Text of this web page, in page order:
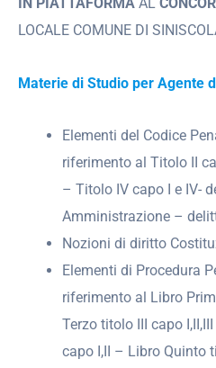
LOCALE COMUNE DI
Materie di Studio per Agente
Elementi del Codice
riferimento al Titolo II
– Titolo IV capo I e IV-
Amministrazione –
Nozioni di diritto
Elementi di Procedura
riferimento al Libro
Terzo titolo III capo
capo I,II – Libro Quinto